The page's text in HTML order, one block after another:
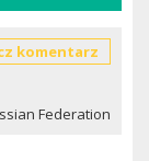
komentarz
Federation